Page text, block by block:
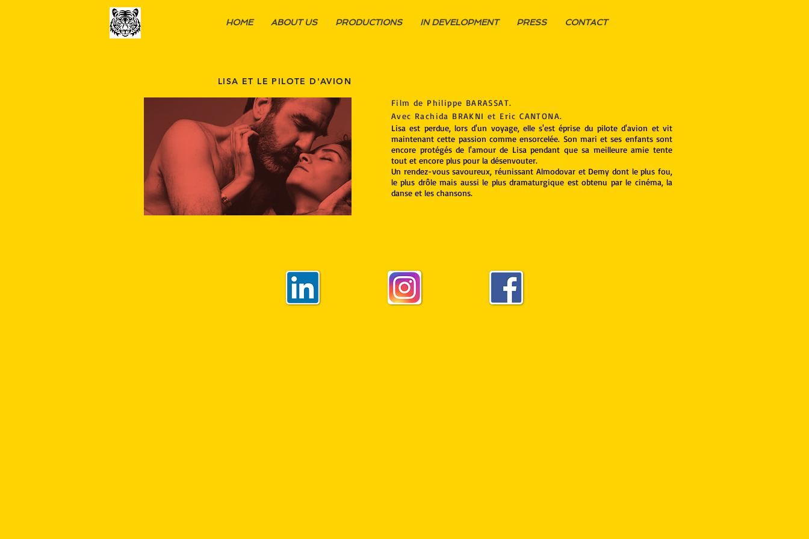
HOME ABOUT US PRODUCTIONS IN DEVELOPMENT PRESS CONTACT
LISA ET LE PILOTE D'AVION
Film de Philippe BARASSAT.
Avec Rachida BRAKNI et Eric CANTONA.
Lisa est perdue, lors d'un voyage, elle s'est éprise du pilote d'avion et vit
maintenant cette passion comme ensorcelée. Son mari et ses enfants sont
encore protégés de l'amour de Lisa pendant que sa meilleure amie tente
tout et encore plus pour la désenvouter.
Un rendez-vous savoureux, réunissant Almodovar et Demy dont le plus fou,
le plus drôle mais aussi le plus dramaturgique est obtenu par le cinéma, la
danse et les chansons.